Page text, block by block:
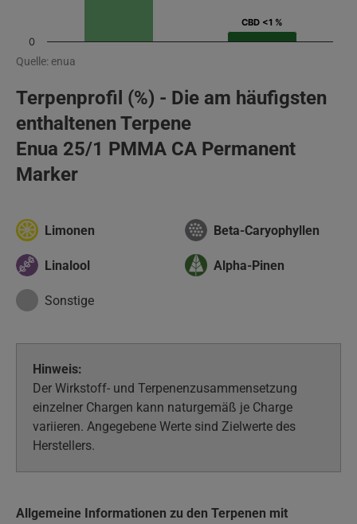
CBD <1 %
CBD <1 %
0
Quelle: enua
Terpenprofil (%) - Die am häufigsten
enthaltenen Terpene
Enua 25/1 PMMA CA Permanent
Marker
Limonen Beta-Caryophyllen
Linalool Alpha-Pinen
Sonstige
Hinweis:
Der Wirkstoff- und Terpenenzusammensetzung
einzelner Chargen kann naturgemäß je Charge
variieren. Angegebene Werte sind Zielwerte des
Herstellers.
Allgemeine Informationen zu den Terpenen mit